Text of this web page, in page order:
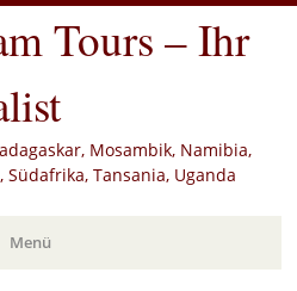
Tours – Ihr
Mosambik, Namibia,
Südafrika, Tansania, Uganda
Menü